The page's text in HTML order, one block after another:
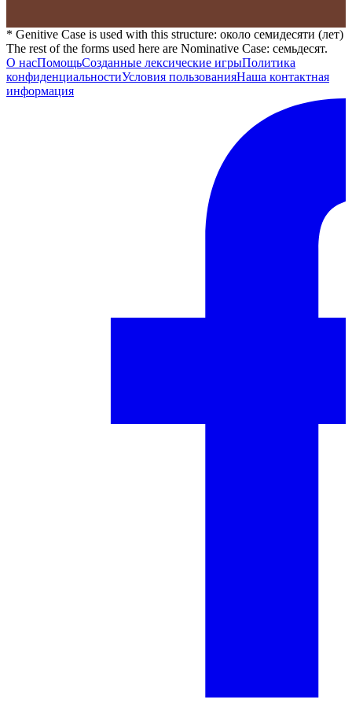
* Genitive Case is used with this structure: около семидесяти (лет)
The rest of the forms used here are Nominative Case: семьдесят.
О насПомощьСозданные лексические игрыПолитика
конфиденциальностиУсловия пользованияНаша контактная
информация